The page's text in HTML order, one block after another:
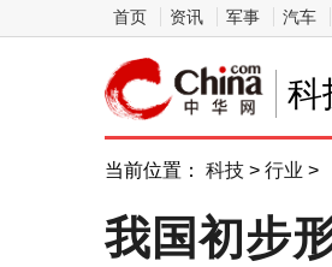
首页 资讯 军事 汽车
科
当前位置： 科技 > 行业 >
我国初步